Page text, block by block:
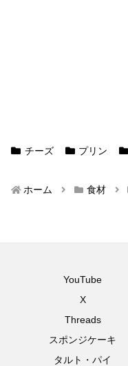
チーズ プリン
ホーム 食材
YouTube
X
Threads
スポンジケーキ
タルト・パイ